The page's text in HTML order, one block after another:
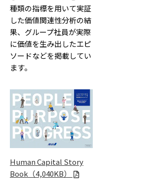
種類の指標を用いて実証
した価値関連性分析の結
果、グループ社員が実際
に価値を生み出したエピ
ソードなどを掲載してい
ます。
Human Capital Story
Book（4,040KB）